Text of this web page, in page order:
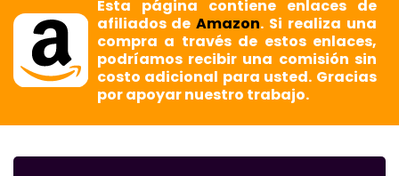
Esta página contiene enlaces de
afiliados deAmazon. Si realiza una
compra a través de estos enlaces,
podríamos recibir una comisión sin
costo adicional para usted. Gracias
por apoyar nuestro trabajo.